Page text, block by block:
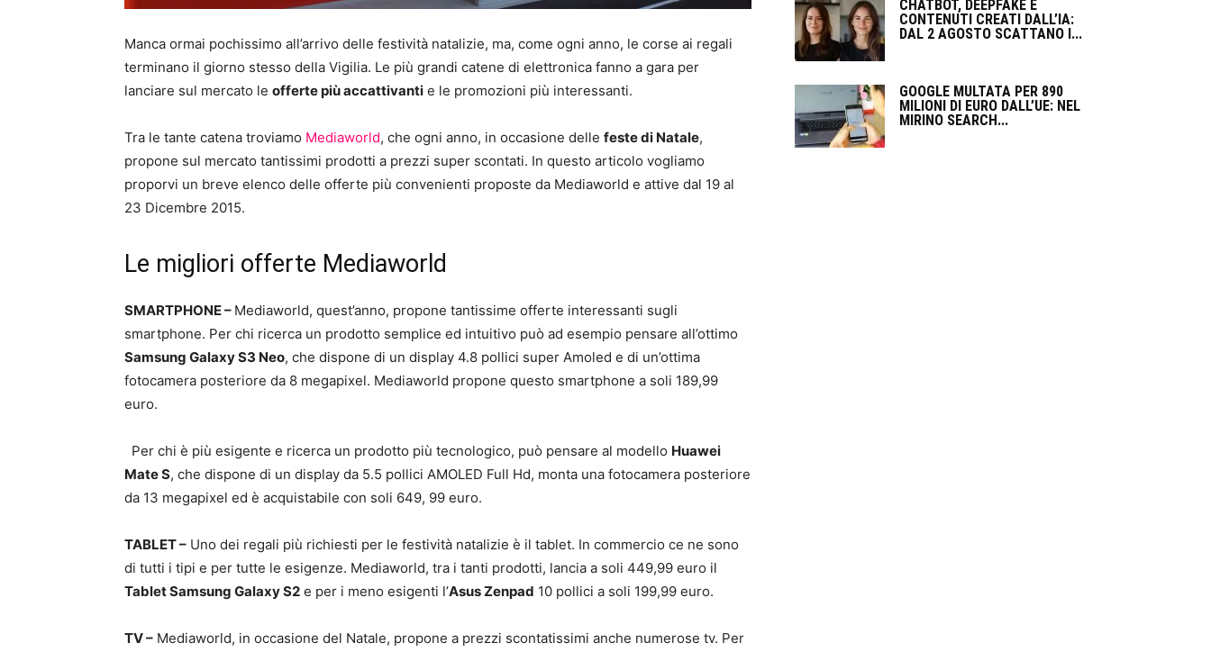
Manca ormai pochissimo all’arrivo delle festività natalizie, ma, come ogni anno, le corse ai regali
terminano il giorno stesso della Vigilia. Le più grandi catene di elettronica fanno a gara per
lanciare sul mercato le offerte più accattivanti e le promozioni più interessanti.
Tra le tante catena troviamo Mediaworld, che ogni anno, in occasione delle feste di Natale,
propone sul mercato tantissimi prodotti a prezzi super scontati. In questo articolo vogliamo
proporvi un breve elenco delle offerte più convenienti proposte da Mediaworld e attive dal 19 al
23 Dicembre 2015.
Le migliori offerte Mediaworld
SMARTPHONE – Mediaworld, quest’anno, propone tantissime offerte interessanti sugli
smartphone. Per chi ricerca un prodotto semplice ed intuitivo può ad esempio pensare all’ottimo
Samsung Galaxy S3 Neo, che dispone di un display 4.8 pollici super Amoled e di un’ottima
fotocamera posteriore da 8 megapixel. Mediaworld propone questo smartphone a soli 189,99
euro.
Per chi è più esigente e ricerca un prodotto più tecnologico, può pensare al modello Huawei
Mate S, che dispone di un display da 5.5 pollici AMOLED Full Hd, monta una fotocamera posteriore
da 13 megapixel ed è acquistabile con soli 649, 99 euro.
TABLET – Uno dei regali più richiesti per le festività natalizie è il tablet. In commercio ce ne sono
di tutti i tipi e per tutte le esigenze. Mediaworld, tra i tanti prodotti, lancia a soli 449,99 euro il
Tablet Samsung Galaxy S2 e per i meno esigenti l’Asus Zenpad 10 pollici a soli 199,99 euro.
TV – Mediaworld, in occasione del Natale, propone a prezzi scontatissimi anche numerose tv. Per
CHATBOT, DEEPFAKE E
CONTENUTI CREATI DALL’IA:
DAL 2 AGOSTO SCATTANO I...
GOOGLE MULTATA PER 890
MILIONI DI EURO DALL’UE: NEL
MIRINO SEARCH...